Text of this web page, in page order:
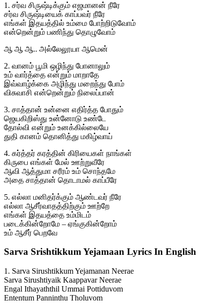
1. சர்வ சிருஷ்டிக்கும் எஜமானன் நீரே
சர்வ சிருஷ்டியைக் காப்பவர் நீரே
எங்கள் இதயத்தில் உம்மை போற்றிடுவோம்
என்றென்றும் பணிந்து தொழுவோம்
ஆ ஆ ஆ.. அல்லேலூயா ஆமென்
2. வானம் பூமி ஒழிந்து போனாலும்
உம் வார்த்தை என்றும் மாறாதே
இவ்வாழ்க்கை அழிந்து மறைந்து போம்
விசுவாசி என்றென்றும் நிலைப்பான்
3. சாத்தான் உன்னை எதிர்த்த போதும்
ஜெயகிறிஸ்து உன்னோடு உண்டே
தோல்வி என்றும் உனக்கில்லையே
துதி கானம் தொனித்து மகிழ்வாய்
4. கர்த்தர் கரத்தின் கிரியைகள் நாங்கள்
கிருபை எங்கள் மேல் ஊற்றுவீரே
ஆவி ஆத்துமா சரீரம் உம் சொந்தமே
அதை சாத்தான் தொடாமல் காப்பீரே
5. எல்லா மனிதர்க்கும் ஆண்டவர் நீரே
எல்லா ஆசீர்வாதத்திற்கும் ஊற்றே
எங்கள் இதயத்தை உம்மிடம்
படைக்கின்றோமே – ஏங்குகின்றோம்
உம் ஆசீர் பெறவே
Sarva Srishtikkum Yejamaan Lyrics In English
1. Sarva Sirushtikkum Yejamanan Neerae
Sarva Sirushtiyaik Kaappavar Neerae
Engal Ithayaththil Ummai Pottiduvom
Ententum Panninthu Tholuvom